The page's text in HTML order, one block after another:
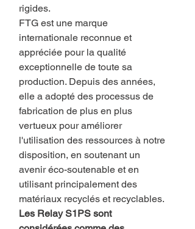
rigides.
FTG est une marque
internationale reconnue et
appréciée pour la qualité
exceptionnelle de toute sa
production. Depuis des années,
elle a adopté des processus de
fabrication de plus en plus
vertueux pour améliorer
l'utilisation des ressources à notre
disposition, en soutenant un
avenir éco-soutenable et en
utilisant principalement des
matériaux recyclés et recyclables.
Les Relay S1PS sont